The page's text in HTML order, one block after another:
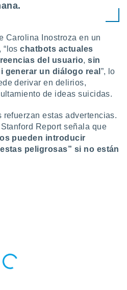
Carolina Inostroza en un
“loschatbots actuales
del usuario,sin
un diálogo real ”, lo
derivar en delirios,
de ideas suicidas.
estas advertencias.
Report señala que
pueden introducir
peligrosas” si no están